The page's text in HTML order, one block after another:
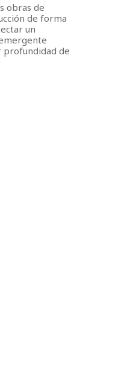
obras de
de forma
un
profundidad de